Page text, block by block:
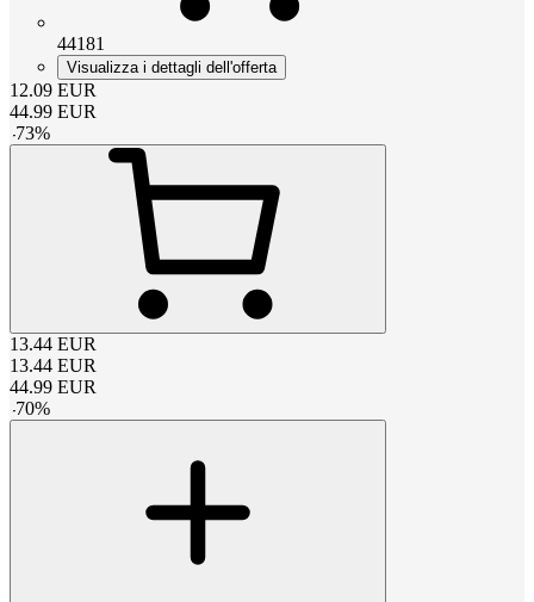
44181
Visualizza i dettagli dell'offerta
12.09 EUR
44.99 EUR
-73%
13.44 EUR
13.44 EUR
44.99 EUR
-70%